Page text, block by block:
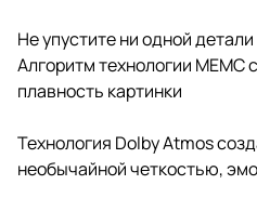
Не упустите ни одной
Алгоритм технологии
плавность картинки
Технология Dolby Atmos
необычайной четкостью,